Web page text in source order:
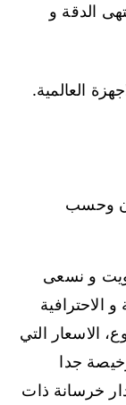
الدقة و
العالمية.
وحسب
و نسعى
الاحترافية
الاسعار التي
جدا
خرسانة ذات